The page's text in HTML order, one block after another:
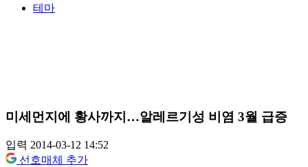
테마
미세먼지에 황사까지…알레르기성 비염 3월 급증
입력 2014-03-12 14:52
선호매체 추가